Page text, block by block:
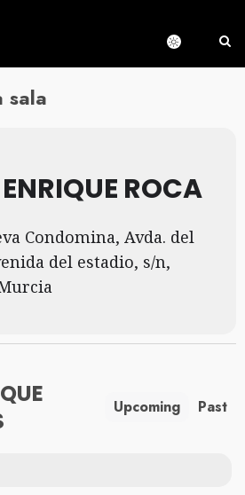
sala
ROCA
Condomina, Avda. del
del estadio, s/n,
Upcoming Past